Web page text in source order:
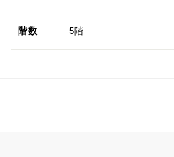
階数 5階